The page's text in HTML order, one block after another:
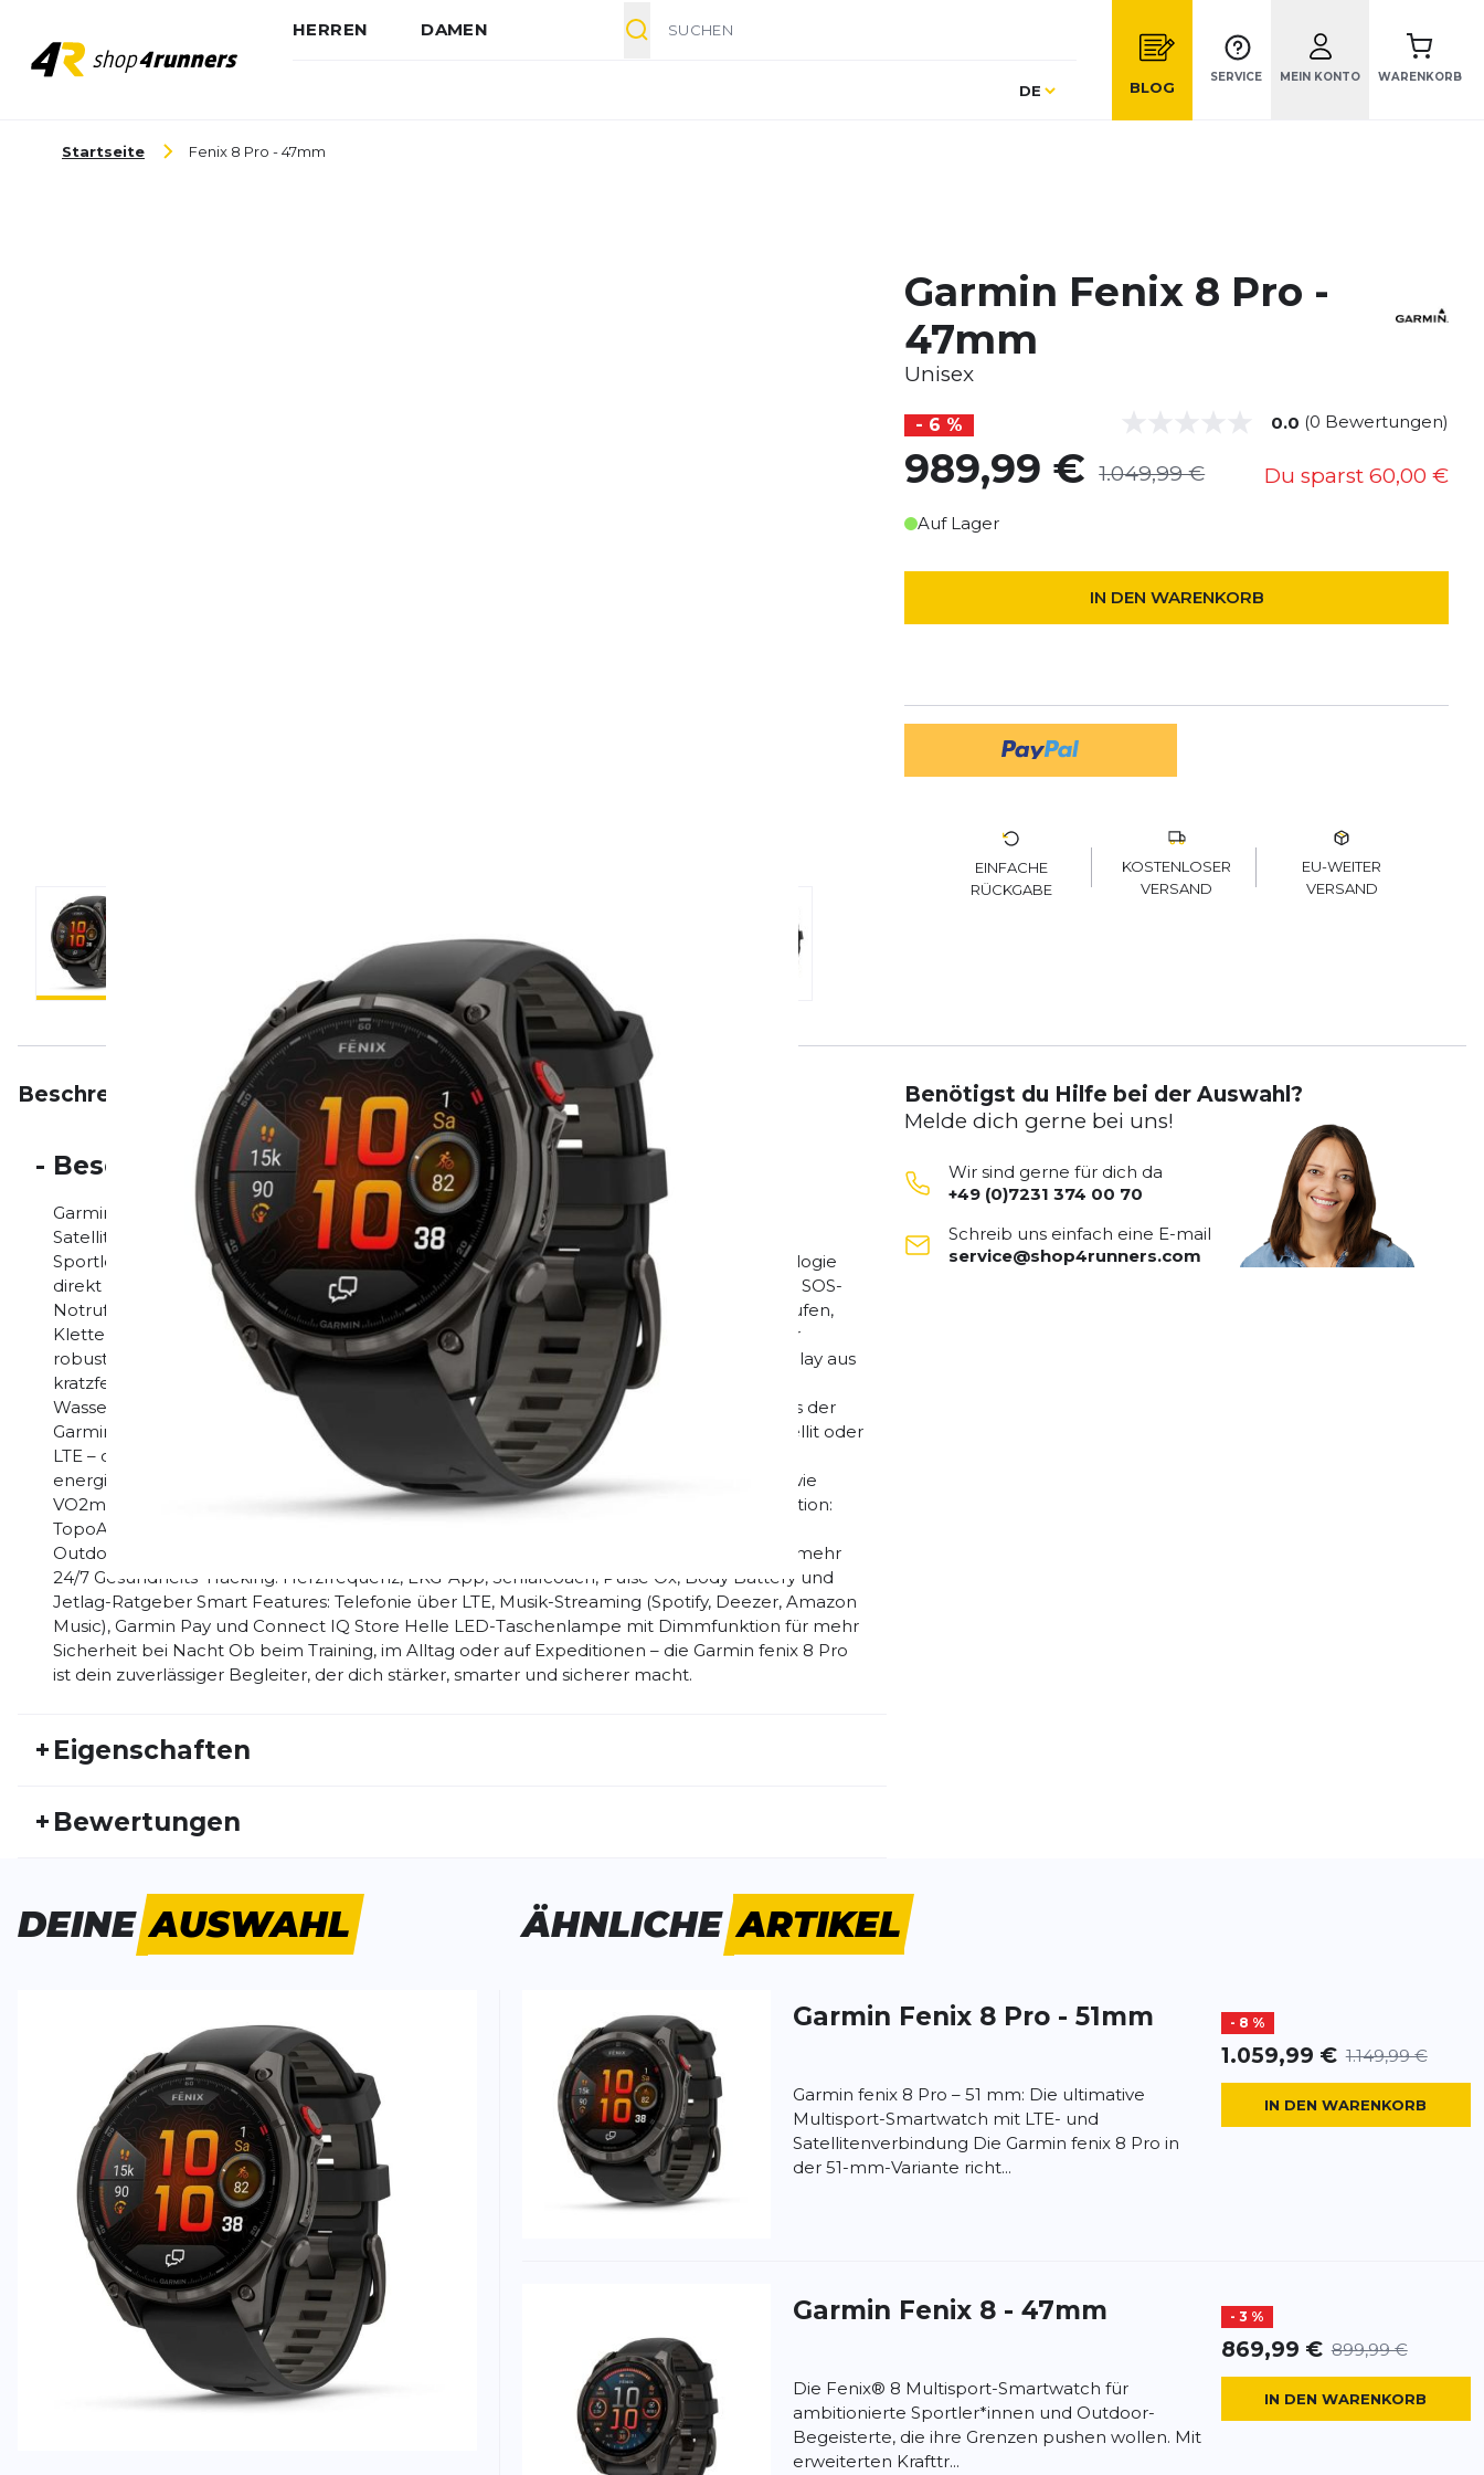
HERREN DAMEN
Sprache
DE BLOG
SERVICE MEIN KONTO WARENKORB
Startseite Fenix 8 Pro - 47mm
Garmin Fenix 8 Pro -
47mm
Unisex
- 6 % 0.0 (0 Bewertungen)
989,99 € 1.049,99 € Du sparst 60,00 €
Auf Lager
IN DEN WARENKORB
EINFACHE
RÜCKGABE
KOSTENLOSER
VERSAND
EU-WEITER
VERSAND
Beschreibung EigenschaftenBewertungen
- Beschreibung
Garmin fenix 8 Pro – 47 mm: Die ultimative Multisport-Smartwatch mit LTE- und
Satellitenverbindung Die Garmin fenix 8 Pro setzt neue Maßstäbe für ambitionierte
Sportlerinnen und Outdoor-Enthusiasten. Erstmals integriert Garmin die inReach-Technologie
direkt in eine Smartwatch – für Satellitenkommunikation, LTE-Verbindung und interaktive SOS-
Notrufe, auch ohne Smartphone. Damit bleibst du jederzeit erreichbar, egal ob beim Laufen,
Klettern, Tauchen oder auf abgelegenen Trails. Das exklusive Design überzeugt mit einer
robusten Titan-Lünette, wasserdichten Tasten und einem hellen 1,4" AMOLED-Touchdisplay aus
kratzfestem Sapphire Glass. Die Uhr erfüllt US-Militärstandards für Stoßfestigkeit,
Wasserdichtigkeit und Temperaturbeständigkeit – gebaut für jedes Abenteuer. Highlights der
Garmin fenix 8 Pro: InReach-Technologie: Nachrichten, LiveTrack und SOS-Notruf via Satellit oder
LTE – ohne Smartphone Bis zu 15 Tage Akkulaufzeit im Smartwatch-Modus dank
energieeffizientem LTE-M-Netzwerk Erweiterte Trainings- und Performancefunktionen wie
VO2max, Hill Score, PacePro und Trainingsbereitschaft Umfangreiche Karten und Navigation:
TopoActive, Golfplätze, Skipisten, RoundTrip Routing, SatIQ Technologie Multisport- und
Outdoor-Features: Tauchen bis 40 m, Triathlon, Skitouren, MTB Dynamics, Surf-App und mehr
24/7 Gesundheits-Tracking: Herzfrequenz, EKG-App, Schlafcoach, Pulse Ox, Body Battery und
Jetlag-Ratgeber Smart Features: Telefonie über LTE, Musik-Streaming (Spotify, Deezer, Amazon
Music), Garmin Pay und Connect IQ Store Helle LED-Taschenlampe mit Dimmfunktion für mehr
Sicherheit bei Nacht Ob beim Training, im Alltag oder auf Expeditionen – die Garmin fenix 8 Pro
ist dein zuverlässiger Begleiter, der dich stärker, smarter und sicherer macht.
+ Eigenschaften
Aktivitätstyp:
Laufen
+ Bewertungen
Bisher hat noch niemand dieses Produkt bewertet.
SCHREIBE EINE BEWERTUNG
Fenix 8 Pro - 47mm
Vorname
Vorname
Überschrift
Überschrift
Rezension
Rezension
Benötigst du Hilfe bei der Auswahl?
Melde dich gerne bei uns!
Wir sind gerne für dich da
+49 (0)7231 374 00 70
Schreib uns einfach eine E-mail
service@shop4runners.com
DEINEAUSWAHL ÄHNLICHEARTIKEL
Garmin Fenix 8 Pro - 51mm - 8 %
1.059,99 € 1.149,99 €
Garmin fenix 8 Pro – 51 mm: Die ultimative
Multisport-Smartwatch mit LTE- und
Satellitenverbindung Die Garmin fenix 8 Pro in
der 51-mm-Variante richt...
IN DEN WARENKORB
Garmin Fenix 8 - 47mm - 3 %
869,99 € 899,99 €
Die Fenix® 8 Multisport-Smartwatch für
ambitionierte Sportler*innen und Outdoor-
Begeisterte, die ihre Grenzen pushen wollen. Mit
erweiterten Krafttr...
IN DEN WARENKORB